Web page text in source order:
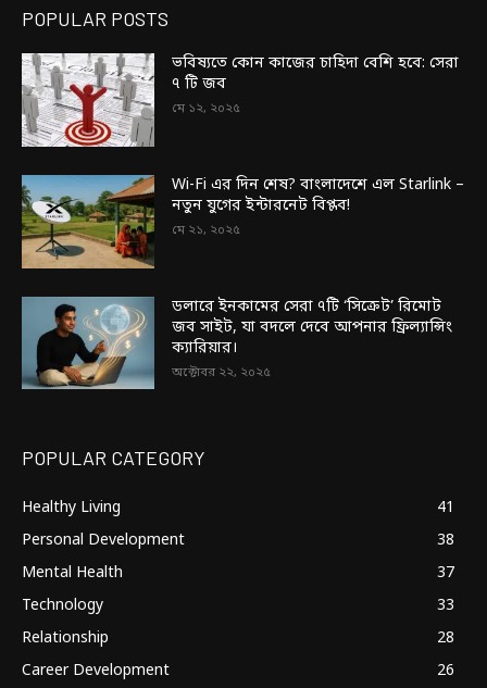
POPULAR POSTS
ভবিষ্যতে কোন কাজের চাহিদা বেশি হবে: সেরা
৭ টি জব
মে ১২, ২০২৫
Wi-Fi এর দিন শেষ? বাংলাদেশে এল Starlink –
নতুন যুগের ইন্টারনেট বিপ্লব!
মে ২১, ২০২৫
ডলারে ইনকামের সেরা ৭টি ‘সিক্রেট’ রিমোট
জব সাইট, যা বদলে দেবে আপনার ফ্রিল্যান্সিং
ক্যারিয়ার।
অক্টোবর ২২, ২০২৫
POPULAR CATEGORY
Healthy Living
41
Personal Development
38
Mental Health
37
Technology
33
Relationship
28
Career Development
26